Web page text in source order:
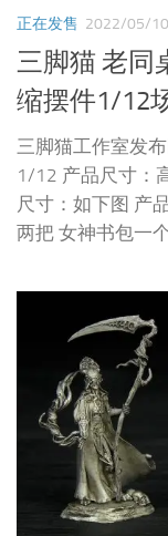
正在发售 2022/05/10
三脚猫 老同
缩摆件1/12
三脚猫工作室发
1/12 产品尺寸：
尺寸：如下图 产
两把 女神书包一个